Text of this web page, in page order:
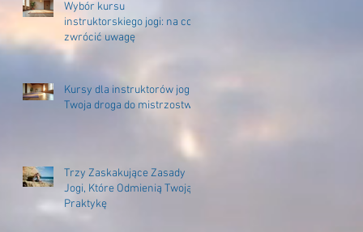
Wybór kursu
instruktorskiego jogi: na co
zwrócić uwagę
Kursy dla instruktorów jogi –
Twoja droga do mistrzostwa
Trzy Zaskakujące Zasady
Jogi, Które Odmienią Twoją
Praktykę